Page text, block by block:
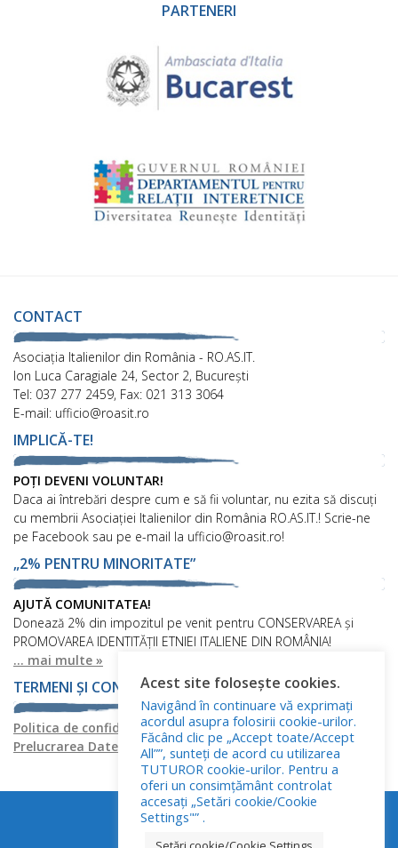
PARTENERI
CONTACT
Asociaţia Italienilor din România - RO.AS.IT.
Ion Luca Caragiale 24, Sector 2, București
Tel: 037 277 2459, Fax: 021 313 3064
E-mail: ufficio@roasit.ro
IMPLICĂ-TE!
POȚI DEVENI VOLUNTAR!
Daca ai întrebări despre cum e să fii voluntar, nu ezita să discuți
cu membrii Asociației Italienilor din România RO.AS.IT.! Scrie-ne
pe Facebook sau pe e-mail la ufficio@roasit.ro!
„2% PENTRU MINORITATE”
AJUTĂ COMUNITATEA!
Donează 2% din impozitul pe venit pentru CONSERVAREA și
PROMOVAREA IDENTITĂȚII ETNIEI ITALIENE DIN ROMÂNIA!
... mai multe »
TERMENI ȘI CONDIȚII
Politica de confidențialitatePolitica privind fișierele cookies
Prelucrarea Datelor cu Caracter Personal
Acest site folosește cookies.
Navigând în continuare vă exprimați
acordul asupra folosirii cookie-urilor.
Făcând clic pe „Accept toate/Accept
All””, sunteți de acord cu utilizarea
TUTUROR cookie-urilor. Pentru a
oferi un consimțământ controlat
accesați „Setări cookie/Cookie
Settings"” .